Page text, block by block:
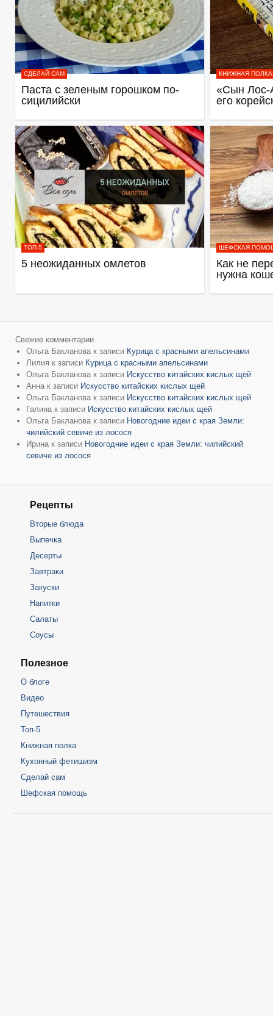
СДЕЛАЙ САМ
Паста с зеленым горошком по-
сицилийски
КНИЖНАЯ ПОЛКА
«Сын Лос-
его
ТОП-5
5 неожиданных омлетов
ШЕФСКАЯ
Как не
нужна
Свежие комментарии
Ольга Бакланова к записи Курица с красными апельсинами
Лилия к записи Курица с красными апельсинами
Ольга Бакланова к записи Искусство китайских кислых щей
Анна к записи Искусство китайских кислых щей
Ольга Бакланова к записи Искусство китайских кислых щей
Галина к записи Искусство китайских кислых щей
Ольга Бакланова к записи Новогодние идеи с края Земли:
чилийский севиче из лосося
Ирина к записи Новогодние идеи с края Земли: чилийский
севиче из лосося
Рецепты
Вторые блюда
Выпечка
Десерты
Завтраки
Закуски
Напитки
Салаты
Соусы
Полезное
О блоге
Видео
Путешествия
Топ-5
Книжная полка
Кухонный фетишизм
Сделай сам
Шефская помощь